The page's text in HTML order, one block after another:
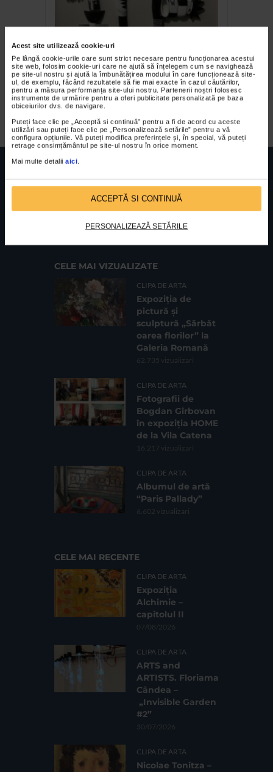
Acest site utilizează cookie-uri
Pe lângă cookie-urile care sunt strict necesare pentru funcționarea acestui
site web, folosim cookie-uri care ne ajută să înțelegem cum se navighează
pe site-ul nostru și ajută la îmbunătățirea modului în care funcționează site-
ul, de exemplu, făcând rezultatele să fie mai exacte în cazul căutărilor,
pentru a măsura performanța site-ului nostru. Partenerii noștri folosesc
instrumente de urmărire pentru a oferi publicitate personalizată pe baza
obiceiurilor dvs. de navigare.
Puteți face clic pe „Acceptă si continuă” pentru a fi de acord cu aceste
utilizări sau puteți face clic pe „Personalizează setările” pentru a vă
configura opțiunile. Vă puteți modifica preferințele și, în special, vă puteți
retrage consimțământul pe site-ul nostru în orice moment.
Mai multe detalii aici
ACCEPTĂ SI CONTINUĂ
PERSONALIZEAZĂ SETĂRILE
Ana Andronic
(BUZU) şi Cătălin Gospodin
(GOSPO) la MoBU
International Art Fair 2025
FUNDATIA FILDAS ARTNr inreg registrul special: 4 PJ/ 29.01.2013
Sc. 4, Ap. 197, Sector 2
CELE MAI VIZUALIZATE
CLIPA DE ARTA
Expoziția de
pictură și
sculptură „Sărbăt
oarea florilor” la
Galeria Romană
62.735 vizualizari
CLIPA DE ARTA
Fotografii de
Bogdan Gîrbovan
în expoziția HOME
de la Vila Catena
16.217 vizualizari
CLIPA DE ARTA
Albumul de artă
“Paris Pallady”
6.602 vizualizari
CELE MAI RECENTE
CLIPA DE ARTA
Expoziția
Alchimie –
capitolul II
07/08/2026
CLIPA DE ARTA
ARTS and
ARTISTS. Floriama
Cândea –
„Invisible Garden
#2”
30/07/2026
CLIPA DE ARTA
Nicolae Tonitza –